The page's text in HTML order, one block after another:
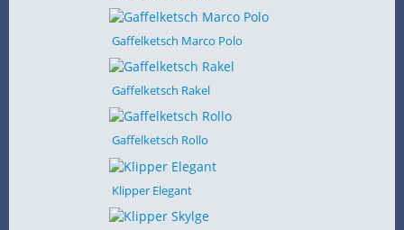
Gaffelketsch Marco Polo
Gaffelketsch Rakel
Gaffelketsch Rollo
Klipper Elegant